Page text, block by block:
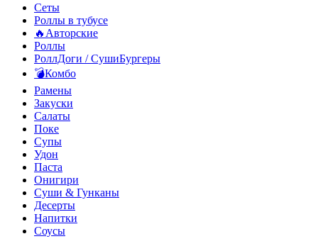
Сеты
Роллы в тубусе
🔥Авторские
Роллы
РоллДоги / СушиБургеры
💣Комбо
Рамены
Закуски
Салаты
Поке
Супы
Удон
Паста
Онигири
Суши & Гунканы
Десерты
Напитки
Соусы